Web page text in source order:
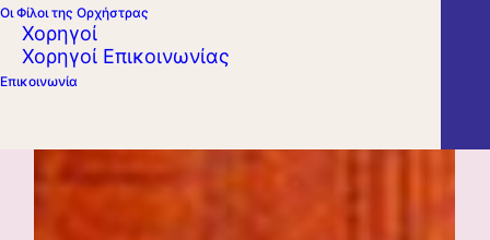
Οι Φίλοι της Ορχήστρας
Χορηγοί
Χορηγοί Επικοινωνίας
Επικοινωνία